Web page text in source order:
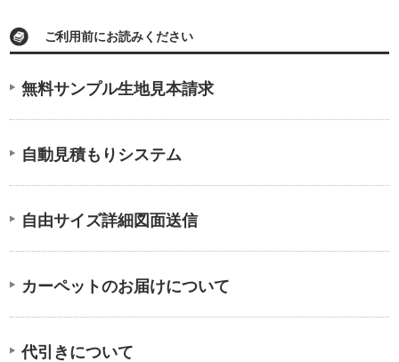
ご利用前にお読みください
無料サンプル生地見本請求
自動見積もりシステム
自由サイズ詳細図面送信
カーペットのお届けについて
代引きについて